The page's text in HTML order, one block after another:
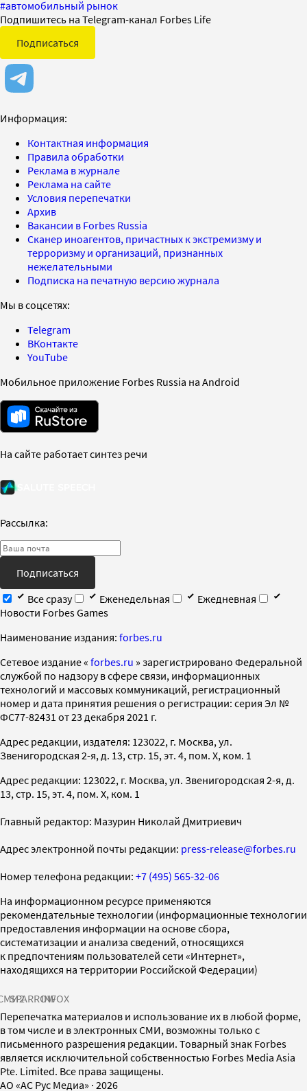
#автомобильный рынок
Подпишитесь на Telegram-канал Forbes Life
Подписаться
Информация:
Контактная информация
Правила обработки
Реклама в журнале
Реклама на сайте
Условия перепечатки
Архив
Вакансии в Forbes Russia
Сканер иноагентов, причастных к экстремизму и
терроризму и организаций, признанных
нежелательными
Подписка на печатную версию журнала
Мы в соцсетях:
Telegram
ВКонтакте
YouTube
Мобильное приложение Forbes Russia на Android
На сайте работает синтез речи
Рассылка:
Подписаться
Все сразу
Еженедельная
Ежедневная
Новости Forbes Games
Наименование издания: forbes.ru
Cетевое издание « forbes.ru » зарегистрировано Федеральной
службой по надзору в сфере связи, информационных
технологий и массовых коммуникаций, регистрационный
номер и дата принятия решения о регистрации: серия Эл №
ФС77-82431 от 23 декабря 2021 г.
Адрес редакции, издателя: 123022, г. Москва, ул.
Звенигородская 2-я, д. 13, стр. 15, эт. 4, пом. X, ком. 1
Адрес редакции: 123022, г. Москва, ул. Звенигородская 2-я, д.
13, стр. 15, эт. 4, пом. X, ком. 1
Главный редактор: Мазурин Николай Дмитриевич
Адрес электронной почты редакции: press-release@forbes.ru
Номер телефона редакции: +7 (495) 565-32-06
На информационном ресурсе применяются
рекомендательные технологии (информационные технологии
предоставления информации на основе сбора,
систематизации и анализа сведений, относящихся
к предпочтениям пользователей сети «Интернет»,
находящихся на территории Российской Федерации)
SPARROWINFOX
Перепечатка материалов и использование их в любой форме,
в том числе и в электронных СМИ, возможны только с
письменного разрешения редакции. Товарный знак Forbes
является исключительной собственностью Forbes Media Asia
Pte. Limited. Все права защищены.
AO «АС Рус Медиа» · 2026